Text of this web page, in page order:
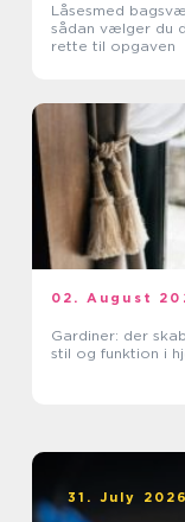
Låsesmed
sådan vælger du
rette til opgaven
02. August
Gardiner: der
stil og funktion i
31. July 2026